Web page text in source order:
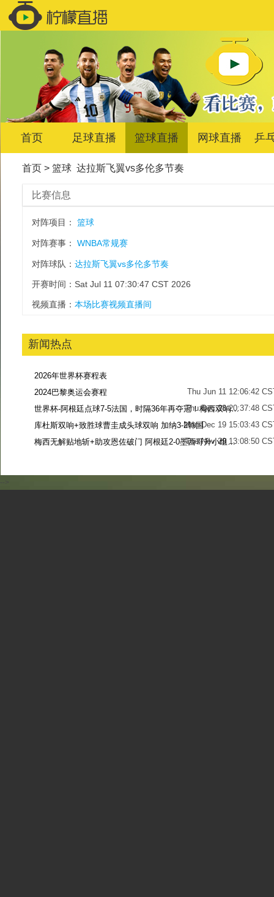
首页 足球直播 篮球直播 网球直播 乒
首页> 篮球 达拉斯飞翼vs多伦多节奏
比赛信息
对阵项目： 篮球
对阵赛事： WNBA常规赛
对阵球队： 达拉斯飞翼vs多伦多节奏
开赛时间：Sat Jul 11 07:30:47 CST 2026
视频直播： 本场比赛视频直播间
新闻热点
2026年世界杯赛程表
Thu Jun 11 12:06:42
2024巴黎奥运会赛程
Thu Dec 28 20:37:48
世界杯-阿根廷点球7-5法国，时隔36年再夺冠！梅西双响姆巴佩戴帽
Mon Dec 19 15:03:43
库杜斯双响+致胜球曹圭成头球双响 加纳3-2韩国
Tue Nov 29 13:08:50
梅西无解贴地斩+助攻恩佐破门 阿根廷2-0墨西哥升小组第二